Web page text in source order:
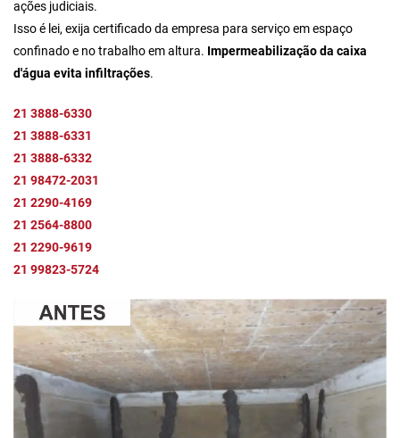
ações judiciais.
Isso é lei, exija certificado da empresa para serviço em espaço
confinado e no trabalho em altura. Impermeabilização da caixa
d'água evita infiltrações.
21 3888-6330
21 3888-6331
21 3888-6332
21 98472-2031
21 2290-4169
21 2564-8800
21 2290-9619
21 99823-5724